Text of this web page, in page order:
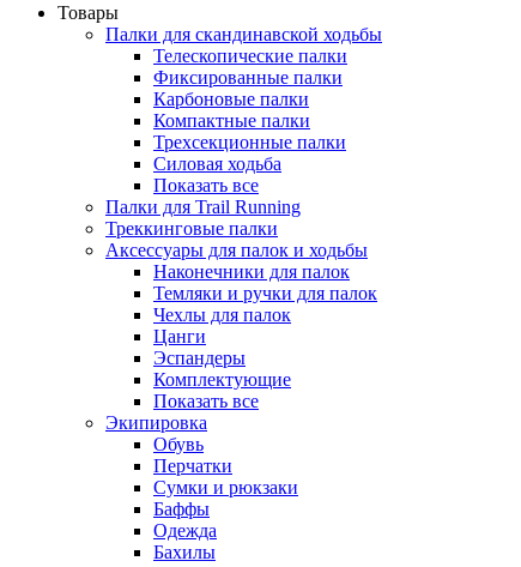
Товары
Палки для скандинавской ходьбы
Телескопические палки
Фиксированные палки
Карбоновые палки
Компактные палки
Трехсекционные палки
Силовая ходьба
Показать все
Палки для Trail Running
Треккинговые палки
Аксессуары для палок и ходьбы
Наконечники для палок
Темляки и ручки для палок
Чехлы для палок
Цанги
Эспандеры
Комплектующие
Показать все
Экипировка
Обувь
Перчатки
Сумки и рюкзаки
Баффы
Одежда
Бахилы